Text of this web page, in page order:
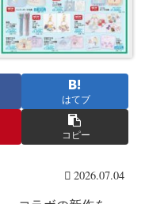
はてブ
コピー
2026.07.04